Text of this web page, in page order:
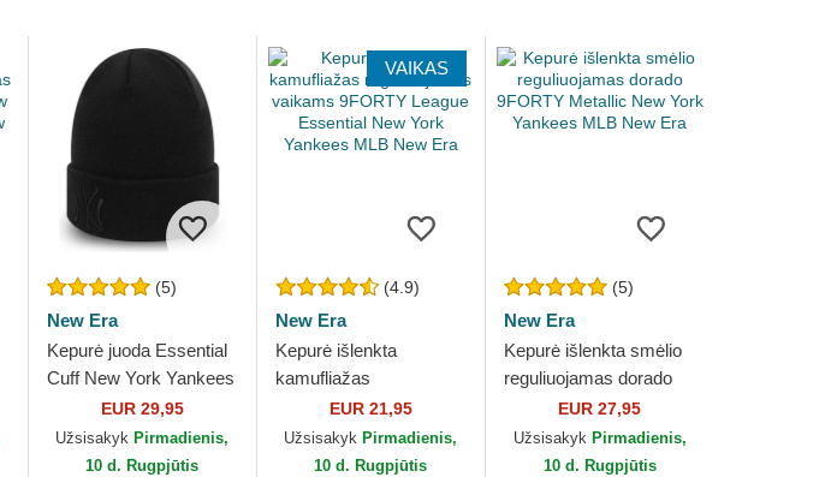
(5)
New Era
Kepurė juoda Essential
Cuff New York Yankees
MLB New Era
EUR 29,95
Užsisakyk Pirmadienis,
10 d. Rugpjūtis
VAIKAS
(4.9)
New Era
Kepurė išlenkta
kamufliažas
reguliuojamas vaikams
9FORTY League
Essential New York
EUR 21,95
Užsisakyk Pirmadienis,
10 d. Rugpjūtis
(5)
New Era
Kepurė išlenkta smėlio
reguliuojamas dorado
9FORTY Metallic New
York Yankees MLB New
EUR 27,95
Užsisakyk Pirmadienis,
10 d. Rugpjūtis